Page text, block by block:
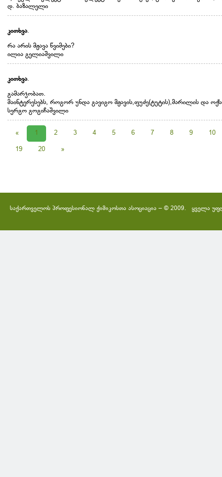
დ. ბაზალელი
კითხვა.
რა არის მჟავა წვიმები?
ილია გელიაშვილი
კითხვა.
გამარჯობათ.
მაინტერესებს, როგორ უნდა გავიგო მჟავის,ფუძე(ტუტის),მარილის და
სერგო გოგიჩაშვილი
« 1 2 3 4 5 6 7 8 9 10
19 20 »
საქართველოს პროფესიონალ ქიმიკოსთა ასოციაცია – © 2009. ყველა